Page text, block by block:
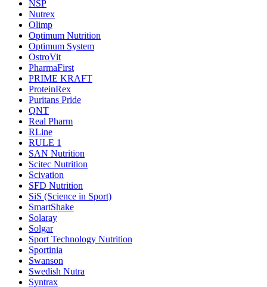
NSP
Nutrex
Olimp
Optimum Nutrition
Optimum System
OstroVit
PharmaFirst
PRIME KRAFT
ProteinRex
Puritans Pride
QNT
Real Pharm
RLine
RULE 1
SAN Nutrition
Scitec Nutrition
Scivation
SFD Nutrition
SiS (Science in Sport)
SmartShake
Solaray
Solgar
Sport Technology Nutrition
Sportinia
Swanson
Swedish Nutra
Syntrax